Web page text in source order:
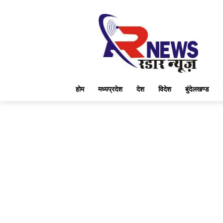
होम मध्यप्रदेश देश विदेश बुंदेलखण्ड